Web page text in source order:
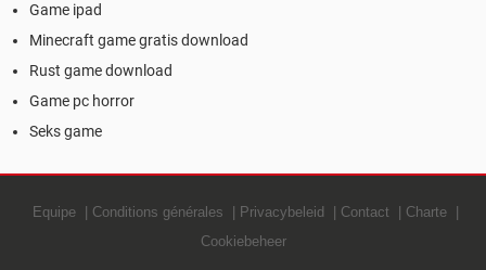
Game ipad
Minecraft game gratis download
Rust game download
Game pc horror
Seks game
Equipe Conditions générales Privacybeleid Contact
Charte
Cookiebeheer